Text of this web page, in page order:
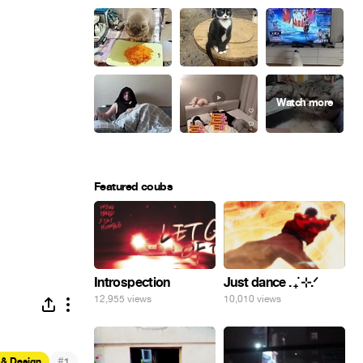
Featured coubs
Introspection
12,955 views
Just dance . ݁₊ ⊹.ᐟ
10,010 views